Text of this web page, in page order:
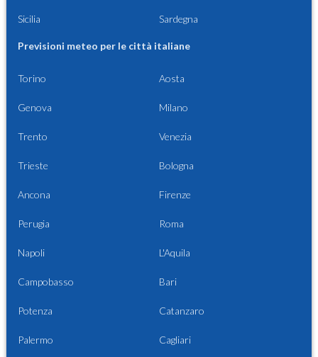
Sicilia Sardegna
Previsioni meteo per le città italiane
Torino Aosta
Genova Milano
Trento Venezia
Trieste Bologna
Ancona Firenze
Perugia Roma
Napoli L'Aquila
Campobasso Bari
Potenza Catanzaro
Palermo Cagliari